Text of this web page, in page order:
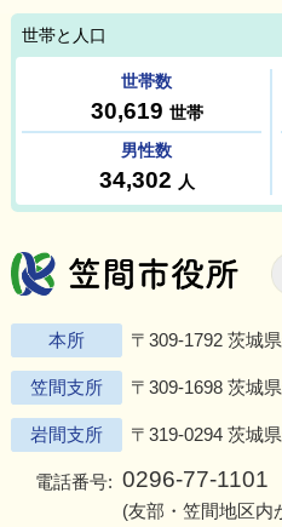
本所 〒309-1792 茨城
笠間支所 〒309-1698 茨城
岩間支所 〒319-0294 茨城
電話番号: 0296-77-1101
(友部・笠間地区内